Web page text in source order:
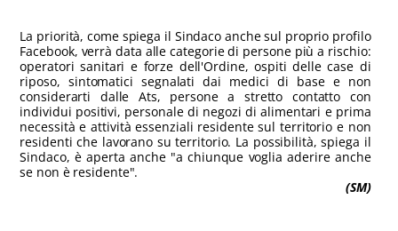
La priorità, come spiega il Sindaco anche sul proprio profilo
Facebook, verrà data alle categorie di persone più a rischio:
operatori sanitari e forze dell'Ordine, ospiti delle case di
riposo, sintomatici segnalati dai medici di base e non
considerarti dalle Ats, persone a stretto contatto con
individui positivi, personale di negozi di alimentari e prima
necessità e attività essenziali residente sul territorio e non
residenti che lavorano su territorio. La possibilità, spiega il
Sindaco, è aperta anche "a chiunque voglia aderire anche
se non è residente".
(SM)